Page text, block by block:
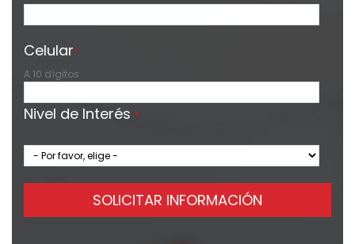
Celular*
A 10 dígitos
Nivel de Interés *
SOLICITAR INFORMACIÓN